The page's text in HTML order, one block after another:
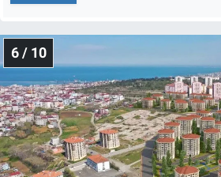
6 / 10